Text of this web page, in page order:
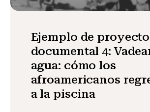
Ejemplo de proyecto
documental 4:
agua: cómo los
afroamericanos
a la piscina